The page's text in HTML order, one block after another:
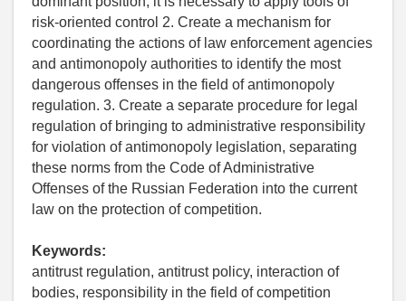
risk-oriented control 2. Create a mechanism for
coordinating the actions of law enforcement agencies
and antimonopoly authorities to identify the most
dangerous offenses in the field of antimonopoly
regulation. 3. Create a separate procedure for legal
regulation of bringing to administrative responsibility
for violation of antimonopoly legislation, separating
these norms from the Code of Administrative
Offenses of the Russian Federation into the current
law on the protection of competition.
Keywords:
antitrust regulation, antitrust policy, interaction of
bodies, responsibility in the field of competition